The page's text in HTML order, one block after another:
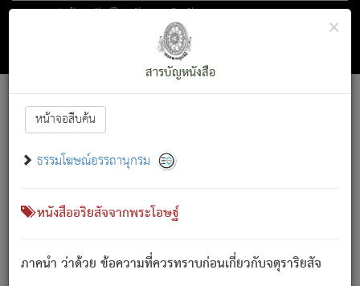
ตอน 1 ว่าด้วย สัตว์โลกกับจตุราริยสัจ
สารบัญ×
สารบัญหนังสือ
หน้าจอสืบค้น
ธรรมโฆษณ์อรรถานุกรม
หนังสืออริยสัจจากพระโอษฐ์
ภาคนำ ว่าด้วย ข้อความที่ควรทราบก่อนเกี่ยวกับจตุราริยสัจ
Font :15 ]||
สัตว์โลกนี้ เกิดความเดือดร้อนแล้ว มีผัสสะบังหน้า
เขาสำคัญสิ่งใด โดยความเป็นประการใด แต่สิ่งนั้นย่อมเป็น
(ตามที่เป็นจริง) โดยประการอื่นจากที่เขาสำคัญนั้น
สัตว์โลกติดข้องอยู่ในภพ ถูกภพบังหน้าแล้ว มีภพโดยความ
เป็นอย่างอื่น (จากที่มันเป็นอยู่จริง) จึงได้เพลิดเพลินยิ่งนักในภพ